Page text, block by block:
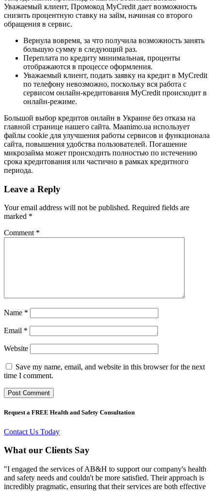
Уважаемый клиент, Промокод MyCredit дает возможность
снизить процентную ставку на займ, начиная со второго
обращения в сервис.
Вернула вовремя, за что получила возможность занять
большую сумму в следующий раз.
Переплата по кредиту минимальная, проценты
отображаются в процессе оформления.
Уважаемый клиент, подать заявку на кредит в MyCredit
по телефону невозможно, поскольку вся работа с
сервисом онлайн-кредитования MyCredit происходит в
онлайн-режиме.
Большой выбор кредитов онлайн в Украине без отказа на
главной странице нашего сайта. Maanimo.ua использует
файлы cookie для улучшения работы сервисов и функционала
сайта, повышения удобства пользователей. Погашение
микрозайма может происходить полностью по истечению
срока кредитования или частично в рамках кредитного
периода.
Leave a Reply
Your email address will not be published. Required fields are
marked *
Comment *
Name *
Email *
Website
Save my name, email, and website in this browser for the next
time I comment.
Request a FREE Health and Safety Consultation
Contact Us Today
What our Clients Say
"I engaged the services of AB&H to support our company's health
and safety needs and couldn't be more satisfied. Their approach is
incredibly pragmatic, ensuring that their services are both effective